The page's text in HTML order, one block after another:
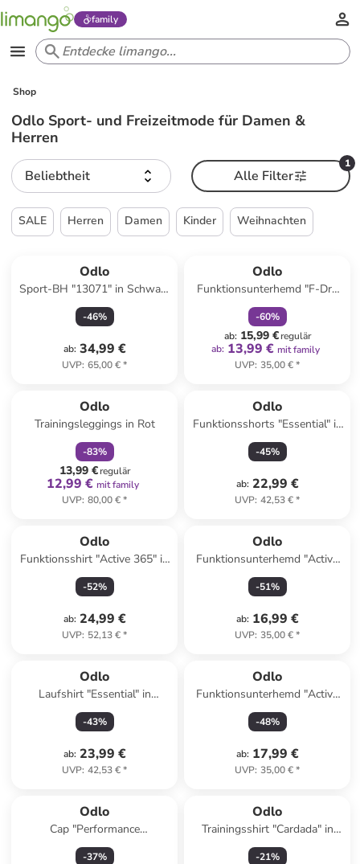
family
Shop
Odlo Sport- und Freizeitmode für Damen &
Herren
Beliebtheit
1
Alle Filter
SALE Herren Damen Kinder Weihnachten
Odlo
Sport-BH "13071" in Schwarz
- High
-46%
ab: 34,99 €
UVP: 65,00 €*
Odlo
Funktionsunterhemd "F-Dry
Light" in Rot
-60%
ab: 15,99 €regulär
ab: 13,99 € mit family
UVP: 35,00 €*
Odlo
Trainingsleggings in Rot
-83%
13,99 €regulär
12,99 € mit family
UVP: 80,00 €*
Odlo
Funktionsshorts "Essential" in
Schwarz
-45%
ab: 22,99 €
UVP: 42,53 €*
Odlo
Funktionsshirt "Active 365" in
Grau
-52%
ab: 24,99 €
UVP: 52,13 €*
Odlo
Funktionsunterhemd "Active
Warm Eco" in Grau
-51%
ab: 16,99 €
UVP: 35,00 €*
Odlo
Laufshirt "Essential" in
Schwarz
-43%
ab: 23,99 €
UVP: 42,53 €*
Odlo
Funktionsunterhemd "Active
Warm Eco" in Schwarz
-48%
ab: 17,99 €
UVP: 35,00 €*
Odlo
Cap "Performance
Waterproof" in Beige
-37%
Odlo
Trainingsshirt "Cardada" in
Dunkelblau
-21%